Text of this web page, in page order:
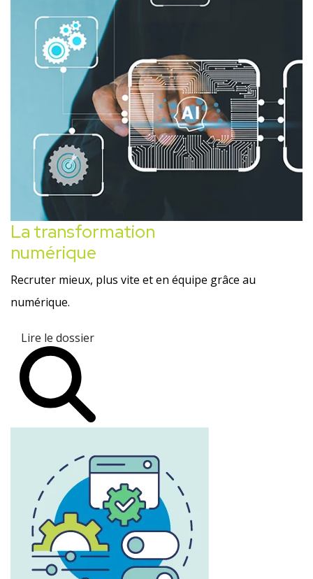
La transformation
numérique
Recruter mieux, plus vite et en équipe grâce au
numérique.
Lire le dossier